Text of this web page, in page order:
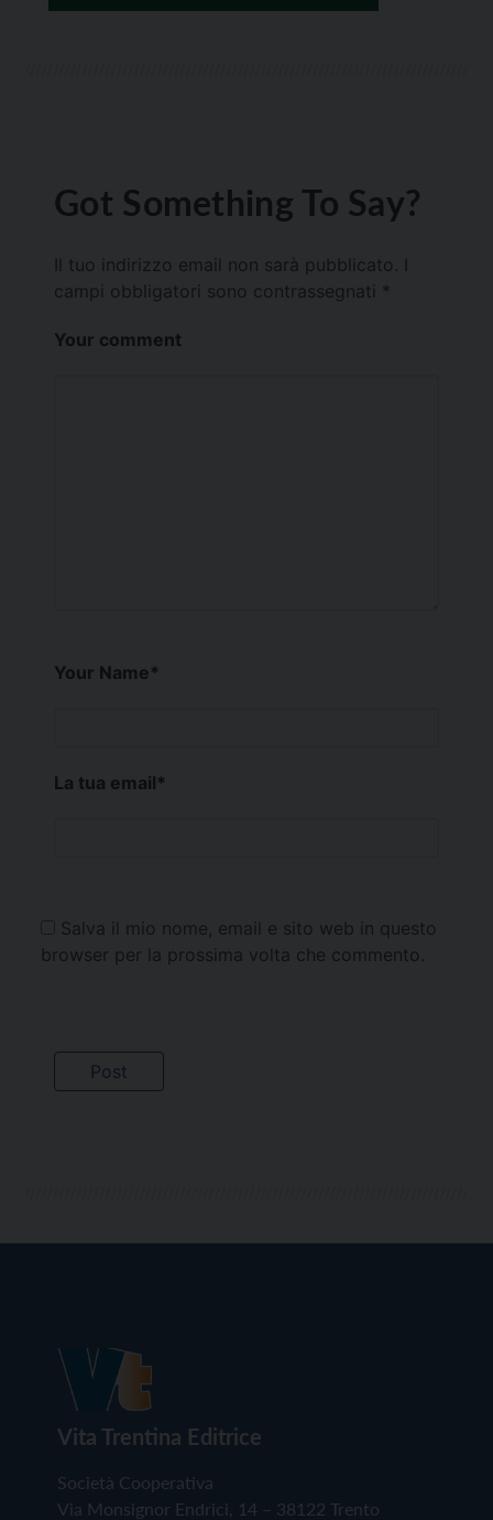
Got Something To Say?
Il tuo indirizzo email non sarà pubblicato.
campi obbligatori sono contrassegnati *
Your comment
Your Name*
La tua email*
Salva il mio nome, email e sito web in questo
browser per la prossima volta che commento.
Vita Trentina Editrice
Società Cooperativa
Via Monsignor Endrici, 14 – 38122 Trento